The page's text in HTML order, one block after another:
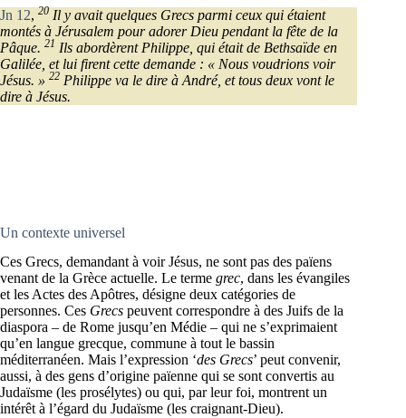
Jn 12, 20 Il y avait quelques Grecs parmi ceux qui étaient
montés à Jérusalem pour adorer Dieu pendant la fête de la
Pâque. 21 Ils abordèrent Philippe, qui était de Bethsaïde en
Galilée, et lui firent cette demande : « Nous voudrions voir
Jésus. » 22 Philippe va le dire à André, et tous deux vont le
dire à Jésus.
Un contexte universel
Ces Grecs, demandant à voir Jésus, ne sont pas des païens
venant de la Grèce actuelle. Le terme grec, dans les évangiles
et les Actes des Apôtres, désigne deux catégories de
personnes. Ces Grecs peuvent correspondre à des Juifs de la
diaspora – de Rome jusqu’en Médie – qui ne s’exprimaient
qu’en langue grecque, commune à tout le bassin
méditerranéen. Mais l’expression ‘des Grecs’ peut convenir,
aussi, à des gens d’origine païenne qui se sont convertis au
Judaïsme (les prosélytes) ou qui, par leur foi, montrent un
intérêt à l’égard du Judaïsme (les craignant-Dieu).